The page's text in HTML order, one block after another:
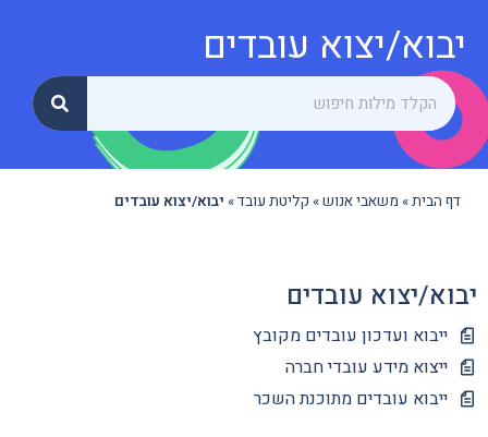
יבוא/יצוא עובדים
דף הבית» משאבי אנוש» קליטת עובד» יבוא/יצוא עובדים
יבוא/יצוא עובדים
ייבוא ועדכון עובדים מקובץ
ייצוא מידע עובדי חברה
ייבוא עובדים מתוכנת השכר